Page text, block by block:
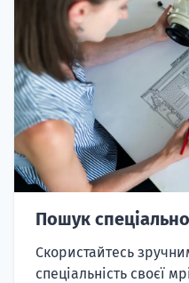
Пошук
Скористайтесь
спеціальність своєї